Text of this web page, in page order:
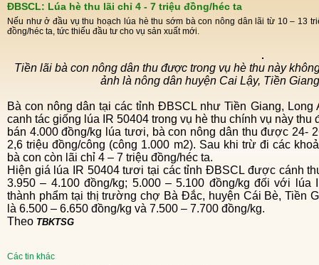
ĐBSCL: Lúa hè thu lãi chỉ 4 - 7 triệu đồng/héc ta
Nếu như ở đầu vụ thu hoạch lúa hè thu sớm bà con nông dân lãi từ 10 – 13
đồng/héc ta, tức thiếu đầu tư cho vụ sản xuất mới.
Tiền lãi bà con nông dân thu được trong vụ hè thu này
ảnh là nông dân huyện Cai Lậy, Tiền
Bà con nông dân tại các tỉnh ĐBSCL như Tiền Giang, Long An, Đồng Tháp cho biết, mỗi héc ta đất
canh tác giống lúa IR 50404 trong vụ hè thu chính vụ này
bán 4.000 đồng/kg lúa tươi, bà con nông dân thu được 24-
2,6 triệu đồng/công (công 1.000 m2). Sau khi trừ đi các
bà con còn lãi chỉ 4 – 7 triệu đồng/héc ta.
Hiện giá lúa IR 50404 tươi tại các tỉnh ĐBSCL được cánh thương lái thu mua dao động quanh mức
3.950 – 4.100 đồng/kg; 5.000 – 5.100 đồng/kg đối với lúa
thành phẩm tại thị trường chợ Bà Đắc, huyện Cái Bè, Tiền
là 6.500 – 6.650 đồng/kg và 7.500 – 7.700 đồng/kg.
Theo TBKTSG
Các tin khác